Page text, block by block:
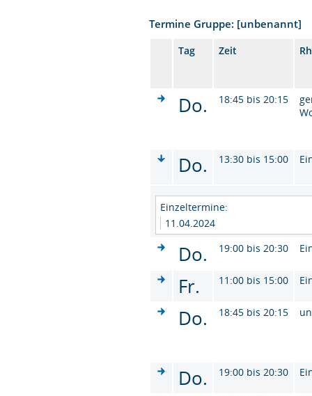
Termine Gruppe: [unbenannt]
Tag Zeit
Do. 18:45 bis 20:15
Do. 13:30 bis 15:00
Einzeltermine:
11.04.2024
Do. 19:00 bis 20:30
Fr. 11:00 bis 15:00
Do. 18:45 bis 20:15
Do. 19:00 bis 20:30